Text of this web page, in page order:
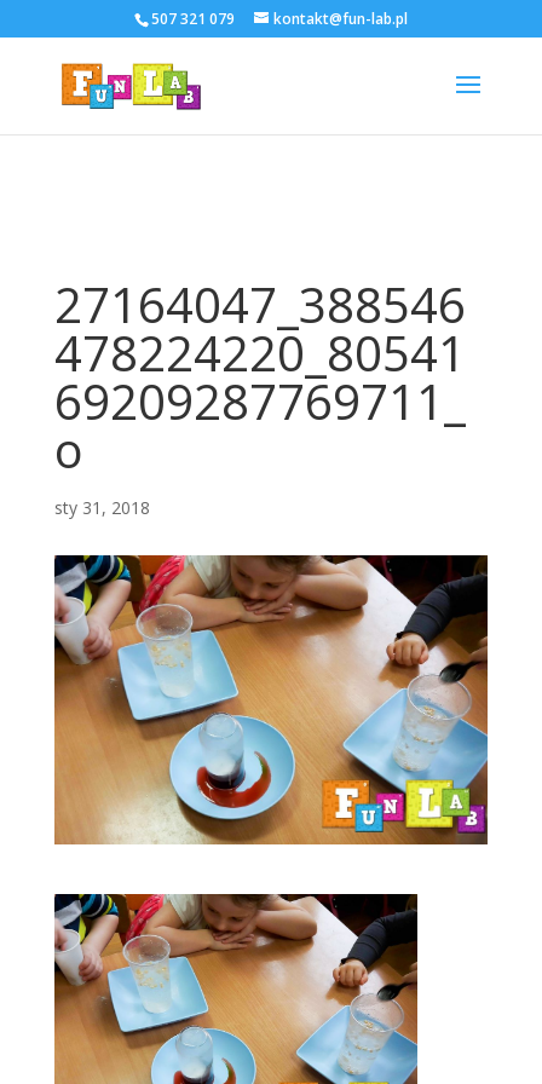
507 321 079 kontakt@fun-lab.pl
27164047_388546
478224220_80541
69209287769711_
o
sty 31, 2018